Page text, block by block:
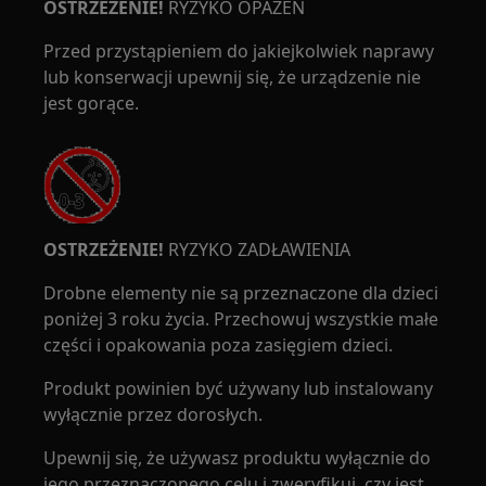
OSTRZEŻENIE! RYZYKO OPAŻEŃ
Przed przystąpieniem do jakiejkolwiek naprawy
lub konserwacji upewnij się, że urządzenie nie
jest gorące.
OSTRZEŻENIE! RYZYKO ZADŁAWIENIA
Drobne elementy nie są przeznaczone dla dzieci
poniżej 3 roku życia. Przechowuj wszystkie małe
części i opakowania poza zasięgiem dzieci.
Produkt powinien być używany lub instalowany
wyłącznie przez dorosłych.
Upewnij się, że używasz produktu wyłącznie do